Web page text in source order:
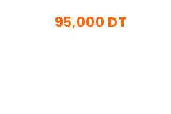
95,000 DT